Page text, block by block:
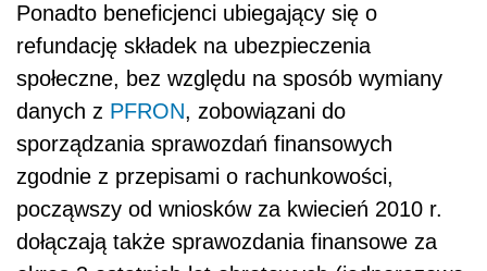
Ponadto beneficjenci ubiegający się o
refundację składek na ubezpieczenia
społeczne, bez względu na sposób wymiany
danych z PFRON, zobowiązani do
sporządzania sprawozdań finansowych
zgodnie z przepisami o rachunkowości,
począwszy od wniosków za kwiecień 2010 r.
dołączają także sprawozdania finansowe za